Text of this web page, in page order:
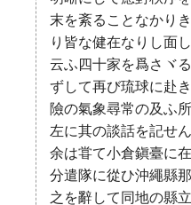
末を紊ることなかり
り皆な健在なりし面
云ふ四十家を爲さヾ
ずして再び琉球に赴
險の氣象尋常の及ふ
左に其の談話を記せ
余は甞て小倉鎭臺に
分遣隊に從ひ沖繩縣
之を辭して同地の縣